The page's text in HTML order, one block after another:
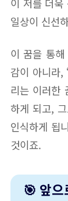
이 저를 더욱
일상이 신선
이 꿈을 통해
감이 아니라,
리는 이러한
하게 되고,
인식하게 됩
것이죠.
🎯 앞